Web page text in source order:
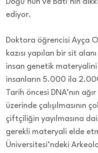
ediyor.
Doktora öğrencisi Ayça
kazısı yapılan bir sit
insan genetik
insanların 5.000 ila 2.000
Tarih öncesi DNA’nın
üzerinde çalışılmasının
çiftçiliğin yayılmasına
gerekli materyali elde
Üniversitesi’ndeki